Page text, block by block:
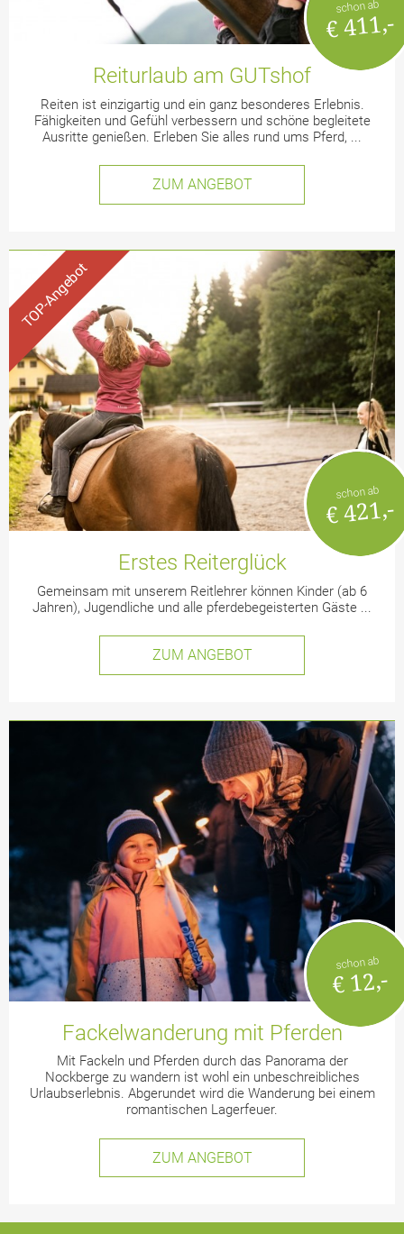
schon ab
€ 411,-
Reiturlaub am GUTshof
Reiten ist einzigartig und ein ganz besonderes Erlebnis.
Fähigkeiten und Gefühl verbessern und schöne begleitete
Ausritte genießen. Erleben Sie alles rund ums Pferd, ...
ZUM ANGEBOT
schon ab
€ 421,-
Erstes Reiterglück
Gemeinsam mit unserem Reitlehrer können Kinder (ab 6
Jahren), Jugendliche und alle pferdebegeisterten Gäste ...
ZUM ANGEBOT
schon ab
€ 12,-
Fackelwanderung mit Pferden
Mit Fackeln und Pferden durch das Panorama der
Nockberge zu wandern ist wohl ein unbeschreibliches
Urlaubserlebnis. Abgerundet wird die Wanderung bei einem
romantischen Lagerfeuer.
ZUM ANGEBOT